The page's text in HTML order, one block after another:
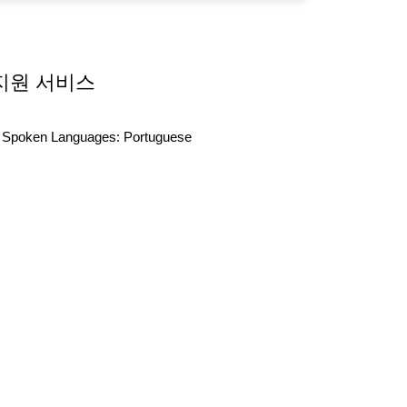
원 서비스
Spoken Languages: Portuguese